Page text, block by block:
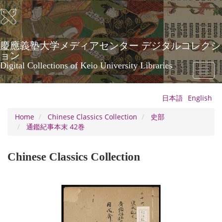
Skip
to
main
content
慶應義塾大学メディアセンター デジタルコレクシ
ョン
Digital Collections of Keio University Libraries
Toggle
日本語 English
Home
Chinese Classics Collection
史部
通鑑紀事本末 42巻
Chinese Classics Collection